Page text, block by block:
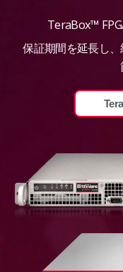
TeraBox™
保証期間を延長し